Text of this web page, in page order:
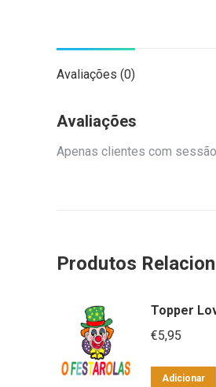
Avaliações (0)
Avaliações
Apenas clientes com
Produtos
Topper
€5,95
Adicionar